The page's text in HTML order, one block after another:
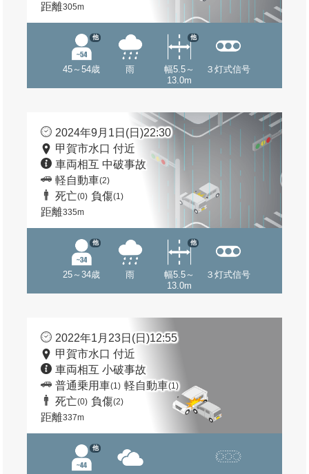
距離305m
45～54歳
他
雨
幅5.5～
13.0m
他
３灯式信号
2024年9月1日(日)22:30
甲賀市水口 付近
車両相互 中破事故
軽自動車(2)
死亡(0) 負傷(1)
距離335m
25～34歳
他
雨
幅5.5～
13.0m
他
３灯式信号
2022年1月23日(日)12:55
甲賀市水口 付近
車両相互 小破事故
普通乗用車(1) 軽自動車(1)
死亡(0) 負傷(2)
距離337m
他